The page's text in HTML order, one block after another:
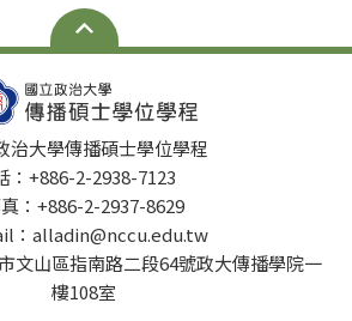
治大學傳播碩士學位學程
：+886-2-2938-7123
：+886-2-2937-8629
：alladin@nccu.edu.tw
文山區指南路二段64號政大傳播學院一
樓108室